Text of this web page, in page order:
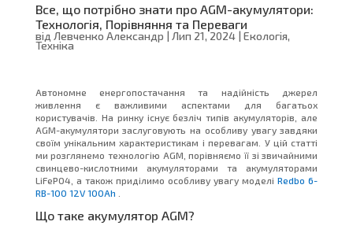
Все, що потрібно знати про AGM-акумулятори:
Технологія, Порівняння та Переваги
від Левченко Александр | Лип 21, 2024| Екологія,
Техніка
Автономне енергопостачання та надійність джерел
живлення є важливими аспектами для багатьох
користувачів. На ринку існує безліч типів акумуляторів, але
AGM-акумулятори заслуговують на особливу увагу завдяки
своїм унікальним характеристикам і перевагам. У цій статті
ми розглянемо технологію AGM, порівняємо її зі звичайними
свинцево-кислотними акумуляторами та акумуляторами
LiFePO4, а також приділимо особливу увагу моделіRedbo 6-
RB-100 12V 100Ah
Що таке акумулятор AGM?